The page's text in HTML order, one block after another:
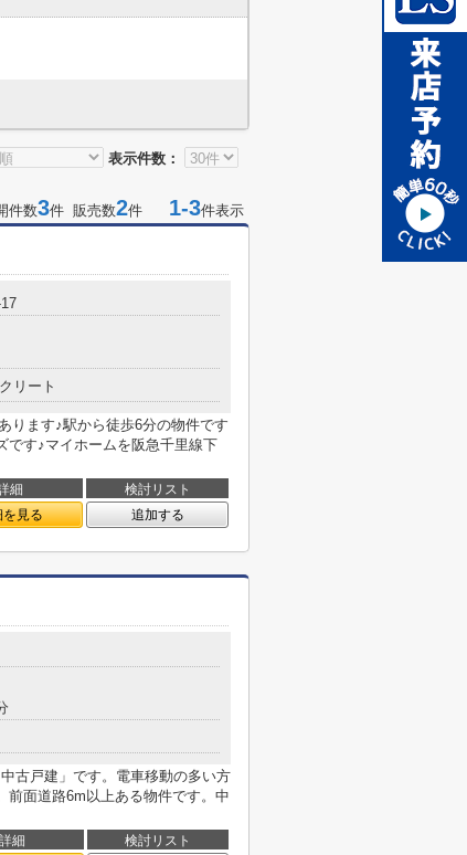
表示件数：
件数3件 販売数2件 1-3件表示
リート
ります♪駅から徒歩6分の物件です
です♪マイホームを阪急千里線下
細
検討リスト
を見る 追加する
古戸建」です。電車移動の多い方
前面道路6m以上ある物件です。中
詳細
検討リスト